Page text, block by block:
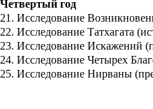
Четвертый год
21. Исследование
22. Исследование Татхагата
23. Исследование Искажений
24. Исследование Четырех
25. Исследование Нирваны